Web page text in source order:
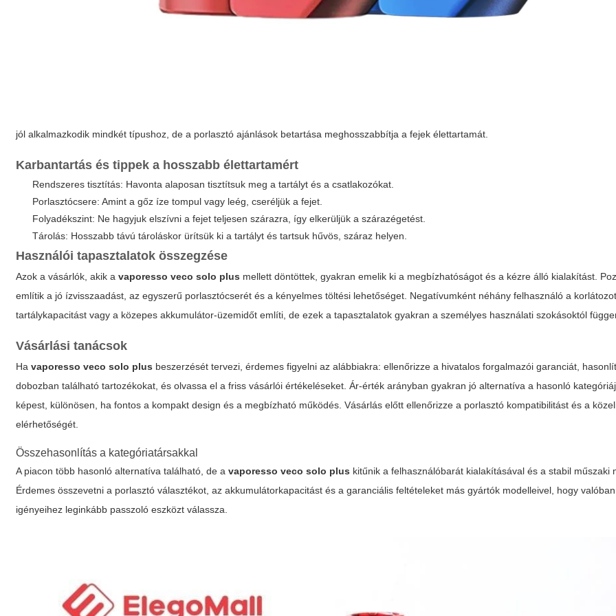
jól alkalmazkodik mindkét típushoz, de a porlasztó ajánlások betartása meghosszabbítja a fejek élettartamát.
Karbantartás és tippek a hosszabb élettartamért
Rendszeres tisztítás: Havonta alaposan tisztítsuk meg a tartályt és a csatlakozókat.
Porlasztócsere: Amint a gőz íze tompul vagy leég, cseréljük a fejet.
Folyadékszint: Ne hagyjuk elszívni a fejet teljesen szárazra, így elkerüljük a szárazégetést.
Tárolás: Hosszabb távú tároláskor ürítsük ki a tartályt és tartsuk hűvös, száraz helyen.
Használói tapasztalatok összegzése
Azok a vásárlók, akik avaporesso veco solo plus mellett döntöttek, gyakran emelik ki a megbízhatóságot és a kézre álló kialakítást.
említik a jó ízvisszaadást, az egyszerű porlasztócserét és a kényelmes töltési lehetőséget. Negatívumként néhány felhasználó a
tartálykapacitást vagy a közepes akkumulátor-üzemidőt említi, de ezek a tapasztalatok gyakran a személyes használati szokásoktól
Vásárlási tanácsok
Havaporesso veco solo plus beszerzését tervezi, érdemes figyelni az alábbiakra: ellenőrizze a hivatalos forgalmazói garanciát,
dobozban található tartozékokat, és olvassa el a friss vásárlói értékeléseket. Ár-érték arányban gyakran jó alternatíva a hasonló
képest, különösen, ha fontos a kompakt design és a megbízható működés. Vásárlás előtt ellenőrizze a porlasztó kompatibilitást és a
elérhetőségét.
Összehasonlítás a kategóriatársakkal
A piacon több hasonló alternatíva található, de avaporesso veco solo plus kitűnik a felhasználóbarát kialakításával és a stabil műszaki
Érdemes összevetni a porlasztó választékot, az akkumulátorkapacitást és a garanciális feltételeket más gyártók modelleivel, hogy
igényeihez leginkább passzoló eszközt válassza.